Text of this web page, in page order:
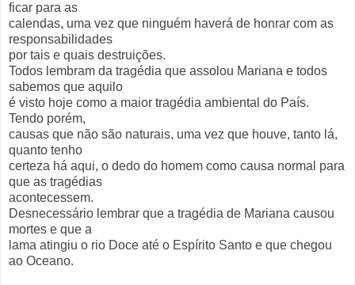
ficar para as
calendas, uma vez que ninguém haverá de honrar com as
responsabilidades
por tais e quais destruições.
Todos lembram da tragédia que assolou Mariana e todos
sabemos que aquilo
é visto hoje como a maior tragédia ambiental do País.
Tendo porém,
causas que não são naturais, uma vez que houve, tanto lá,
quanto tenho
certeza há aqui, o dedo do homem como causa normal para
que as tragédias
acontecessem.
Desnecessário lembrar que a tragédia de Mariana causou
mortes e que a
lama atingiu o rio Doce até o Espírito Santo e que chegou
ao Oceano.